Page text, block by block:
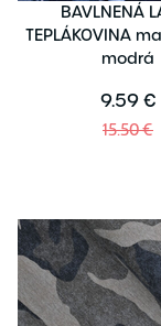
BAVLNENÁ
TEPLÁKOVINA
modrá
9.59 €
15.50 €